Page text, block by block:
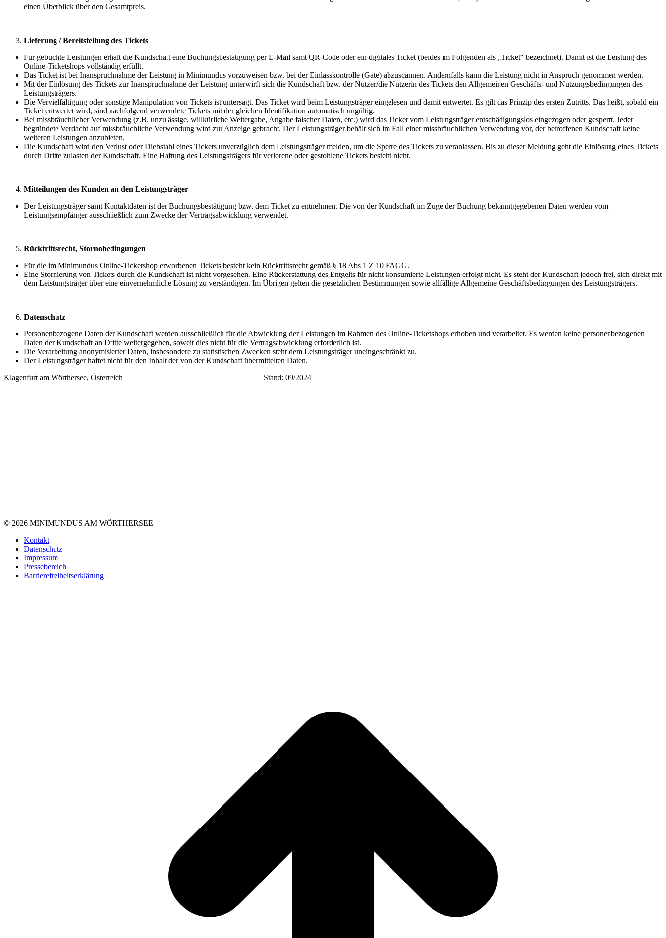
einen Überblick über den Gesamtpreis.
Lieferung / Bereitstellung des Tickets
Für gebuchte Leistungen erhält die Kundschaft eine Buchungsbestätigung per E-Mail samt QR-Code oder ein digitales Ticket (beides im Folgenden als „Ticket“ bezeichnet). Damit ist die Leistung des
Online-Ticketshops vollständig erfüllt.
Das Ticket ist bei Inanspruchnahme der Leistung in Minimundus vorzuweisen bzw. bei der Einlasskontrolle (Gate) abzuscannen. Andernfalls kann die Leistung nicht in Anspruch genommen werden.
Mit der Einlösung des Tickets zur Inanspruchnahme der Leistung unterwirft sich die Kundschaft bzw. der Nutzer/die Nutzerin des Tickets den Allgemeinen Geschäfts- und Nutzungsbedingungen des
Leistungsträgers.
Die Vervielfältigung oder sonstige Manipulation von Tickets ist untersagt. Das Ticket wird beim Leistungsträger eingelesen und damit entwertet. Es gilt das Prinzip des ersten Zutritts. Das heißt, sobald ein
Ticket entwertet wird, sind nachfolgend verwendete Tickets mit der gleichen Identifikation automatisch ungültig.
Bei missbräuchlicher Verwendung (z.B. unzulässige, willkürliche Weitergabe, Angabe falscher Daten, etc.) wird das Ticket vom Leistungsträger entschädigungslos eingezogen oder gesperrt. Jeder
begründete Verdacht auf missbräuchliche Verwendung wird zur Anzeige gebracht. Der Leistungsträger behält sich im Fall einer missbräuchlichen Verwendung vor, der betroffenen Kundschaft keine
weiteren Leistungen anzubieten.
Die Kundschaft wird den Verlust oder Diebstahl eines Tickets unverzüglich dem Leistungsträger melden, um die Sperre des Tickets zu veranlassen. Bis zu dieser Meldung geht die Einlösung eines Tickets
durch Dritte zulasten der Kundschaft. Eine Haftung des Leistungsträgers für verlorene oder gestohlene Tickets besteht nicht.
Mitteilungen des Kunden an den Leistungsträger
Der Leistungsträger samt Kontaktdaten ist der Buchungsbestätigung bzw. dem Ticket zu entnehmen. Die von der Kundschaft im Zuge der Buchung bekanntgegebenen Daten werden vom
Leistungsempfänger ausschließlich zum Zwecke der Vertragsabwicklung verwendet.
Rücktrittsrecht, Stornobedingungen
Für die im Minimundus Online-Ticketshop erworbenen Tickets besteht kein Rücktrittsrecht gemäß § 18 Abs 1 Z 10 FAGG.
Eine Stornierung von Tickets durch die Kundschaft ist nicht vorgesehen. Eine Rückerstattung des Entgelts für nicht konsumierte Leistungen erfolgt nicht. Es steht der Kundschaft jedoch frei, sich direkt mit
dem Leistungsträger über eine einvernehmliche Lösung zu verständigen. Im Übrigen gelten die gesetzlichen Bestimmungen sowie allfällige Allgemeine Geschäftsbedingungen des Leistungsträgers.
Datenschutz
Personenbezogene Daten der Kundschaft werden ausschließlich für die Abwicklung der Leistungen im Rahmen des Online-Ticketshops erhoben und verarbeitet. Es werden keine personenbezogenen
Daten der Kundschaft an Dritte weitergegeben, soweit dies nicht für die Vertragsabwicklung erforderlich ist.
Die Verarbeitung anonymisierter Daten, insbesondere zu statistischen Zwecken steht dem Leistungsträger uneingeschränkt zu.
Der Leistungsträger haftet nicht für den Inhalt der von der Kundschaft übermittelten Daten.
Klagenfurt am Wörthersee, Österreich Stand: 09/2024
© 2026 MINIMUNDUS AM WÖRTHERSEE
Kontakt
Datenschutz
Impressum
Pressebereich
Barrierefreiheitserklärung